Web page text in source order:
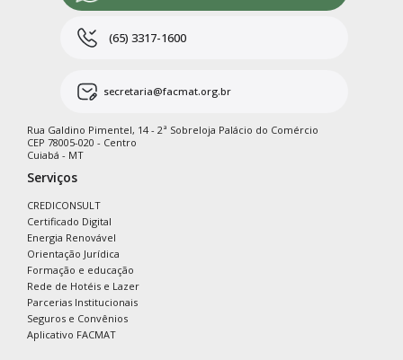
(65) 3317-1600
secretaria@facmat.org.br
Rua Galdino Pimentel, 14 - 2ª Sobreloja Palácio do Comércio
CEP 78005-020 - Centro
Cuiabá - MT
Serviços
CREDICONSULT
Certificado Digital
Energia Renovável
Orientação Jurídica
Formação e educação
Rede de Hotéis e Lazer
Parcerias Institucionais
Seguros e Convênios
Aplicativo FACMAT